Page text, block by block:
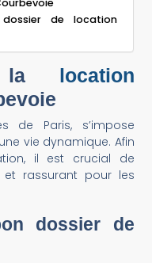
de location
la location
de Paris, s’impose
vie dynamique. Afin
il est crucial de
rassurant pour les
dossier de